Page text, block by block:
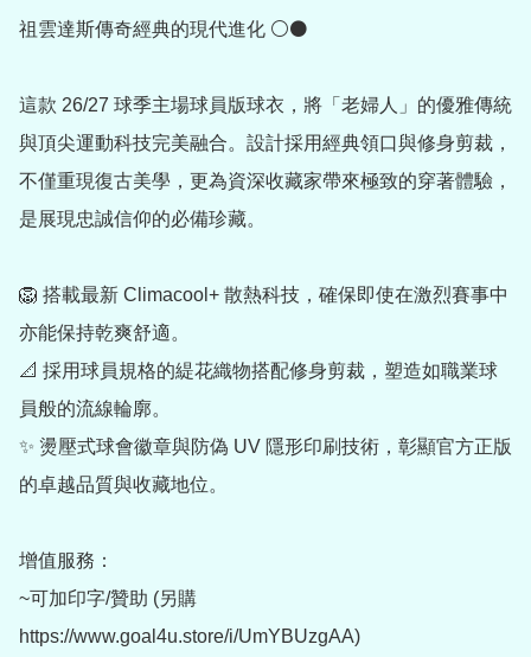
祖雲達斯傳奇經典的現代進化 ⚪⚫
這款 26/27 球季主場球員版球衣，將「老婦人」的優雅傳統
與頂尖運動科技完美融合。設計採用經典領口與修身剪裁，
不僅重現復古美學，更為資深收藏家帶來極致的穿著體驗，
是展現忠誠信仰的必備珍藏。
🦁 搭載最新 Climacool+ 散熱科技，確保即使在激烈賽事中
亦能保持乾爽舒適。
📐 採用球員規格的緹花織物搭配修身剪裁，塑造如職業球
員般的流線輪廓。
✨ 燙壓式球會徽章與防偽 UV 隱形印刷技術，彰顯官方正版
的卓越品質與收藏地位。
增值服務：
~可加印字/贊助 (另購
https://www.goal4u.store/i/UmYBUzgAA)